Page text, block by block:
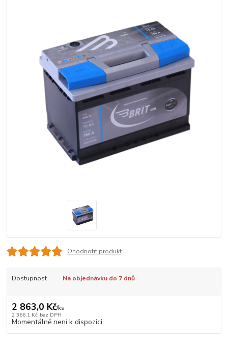
Ohodnotit produkt
Dostupnost Na objednávku do 7 dnů
2 863,0 Kč/ks
2 366,1 Kč bez DPH
Momentálně není k dispozici